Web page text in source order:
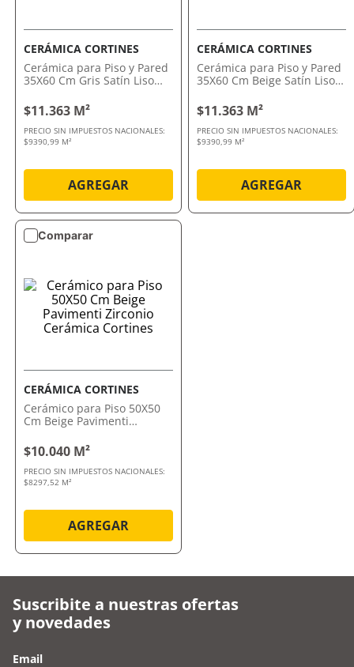
CERÁMICA CORTINES
Cerámica para Piso y Pared
35X60 Cm Gris Satín Liso
$11.363 M²
PRECIO SIN IMPUESTOS NACIONALES:
$9390,99 M²
AGREGAR
CERÁMICA CORTINES
Cerámica para Piso y Pared
35X60 Cm Beige Satín Liso
Ceramica Cortines
$11.363 M²
PRECIO SIN IMPUESTOS NACIONALES:
$9390,99 M²
AGREGAR
Comparar
CERÁMICA CORTINES
Cerámico para Piso 50X50
Cm Beige Pavimenti
$10.040 M²
PRECIO SIN IMPUESTOS NACIONALES:
$8297,52 M²
AGREGAR
Suscribite a nuestras ofertas
y novedades
Email